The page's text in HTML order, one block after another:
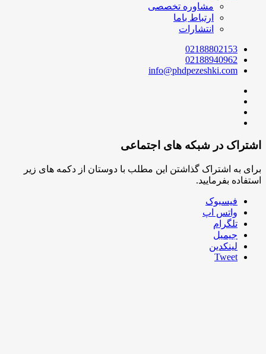
مشاوره تخصصی
ارتباط باما
انتشارات
در شبکه های اجتماعی
گذاشتن این مطلب با دوستان از دکمه های زیر
اپ